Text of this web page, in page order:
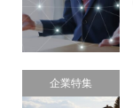
企業特集